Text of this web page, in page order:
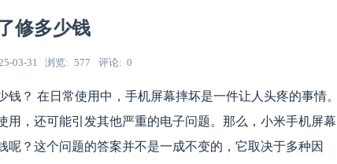
修多少钱
03-31 浏览 577 评论 0
钱？ 在日常使用中，手机屏幕摔坏是一件让人头疼的事情。
用，还可能引发其他严重的电子问题。那么，小米手机屏幕
呢？这个问题的答案并不是一成不变的，它取决于多种因